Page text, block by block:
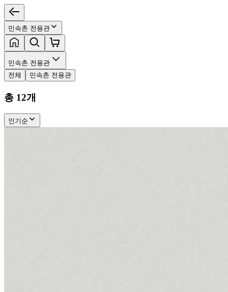
민속촌 전용관
민속촌 전용관
전체
민속촌 전용관
총 12개
인기순